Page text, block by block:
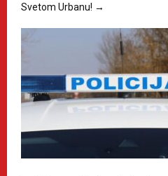
Svetom Urbanu! →